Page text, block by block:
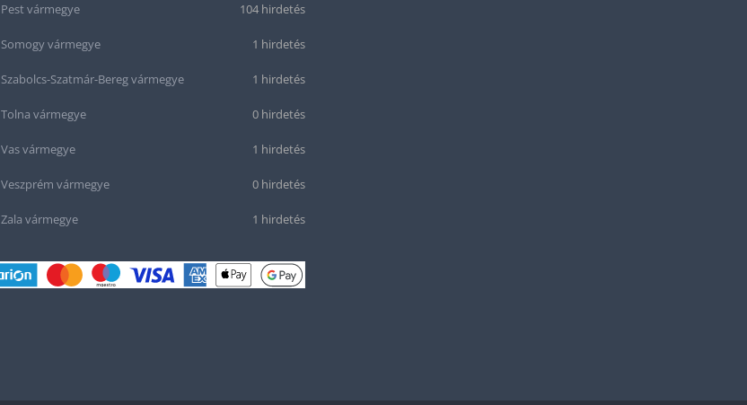
Pest vármegye 104 hirdetés
Somogy vármegye 1 hirdetés
Szabolcs-Szatmár-Bereg vármegye 1 hirdetés
Tolna vármegye 0 hirdetés
Vas vármegye 1 hirdetés
Veszprém vármegye 0 hirdetés
Zala vármegye 1 hirdetés